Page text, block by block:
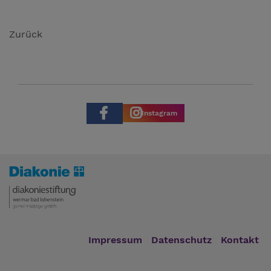
Zurück
Instagram
Impressum Datenschutz Kontakt